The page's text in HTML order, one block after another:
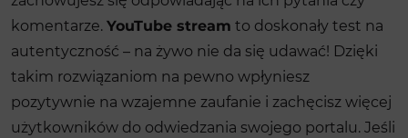
komentarze. YouTube stream to doskonały test na
autentyczność – na żywo nie da się udawać! Dzięki
takim rozwiązaniom na pewno wpłyniesz
pozytywnie na wzajemne zaufanie i zachęcisz więcej
użytkowników do odwiedzania swojego portalu. Jeśli